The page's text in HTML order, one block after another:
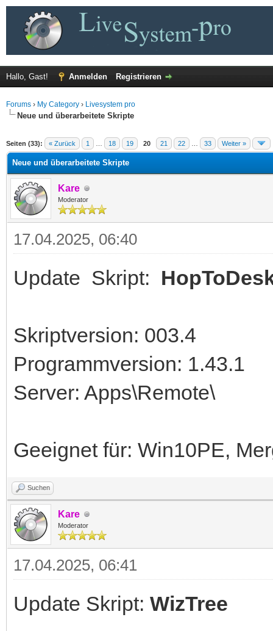
Hallo, Gast! Anmelden Registrieren
Forums › My Category › Livesystem pro
Neue und überarbeitete Skripte
Seiten (33): « Zurück 1 18 19 20 21 22 33 Weiter »
Durchschnitt
Neue und überarbeitete Skripte
Kare
Moderator
17.04.2025, 06:40
Update Skript:
Skriptversion: 003.4
Programmversion: 1.43.1
Server: Apps\Remote\
Geeignet für: Win10PE,
Suchen
Kare
Moderator
17.04.2025, 06:41
Update Skript: WizTree